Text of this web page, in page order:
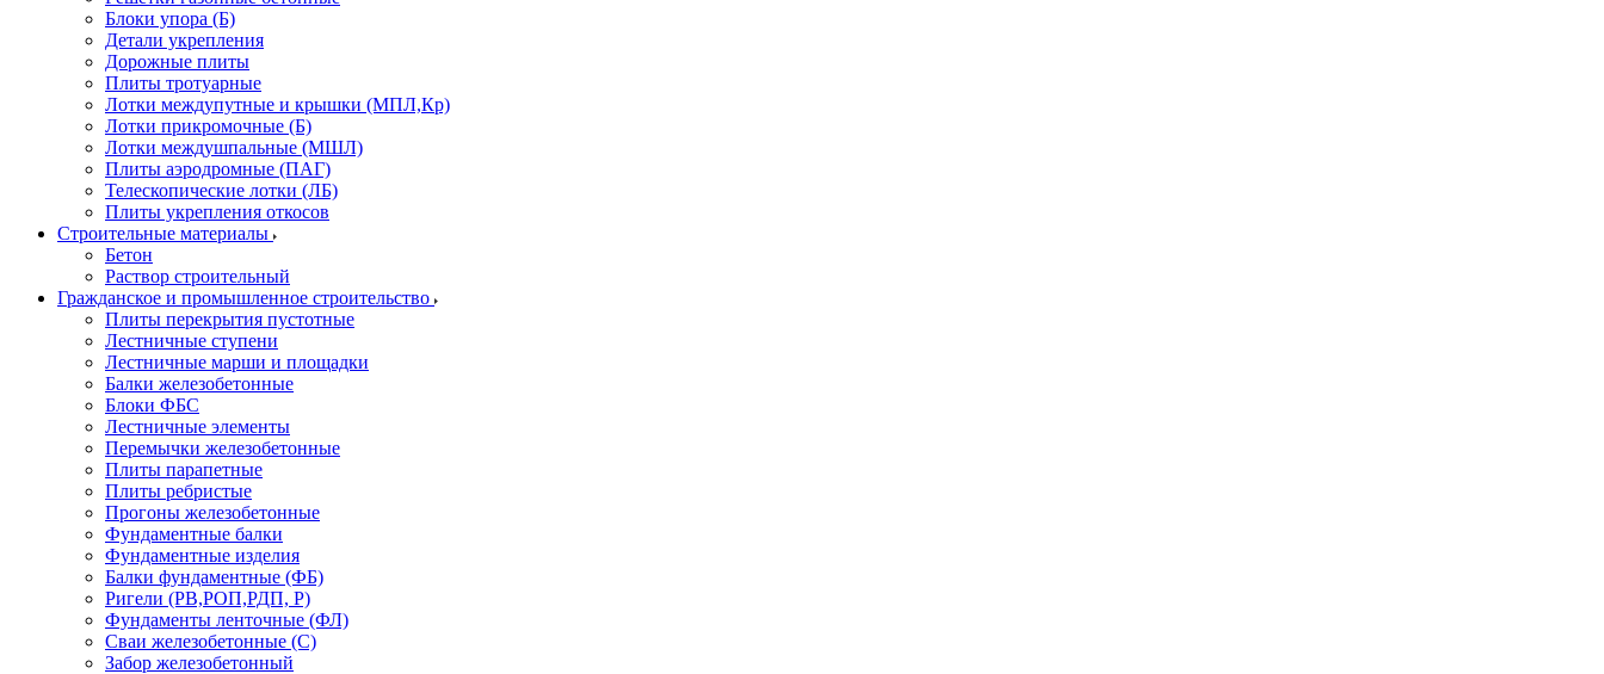
Блоки упора (Б)
Детали укрепления
Дорожные плиты
Плиты тротуарные
Лотки междупутные и крышки (МПЛ,Кр)
Лотки прикромочные (Б)
Лотки междушпальные (МШЛ)
Плиты аэродромные (ПАГ)
Телескопические лотки (ЛБ)
Плиты укрепления откосов
Строительные материалы
Бетон
Раствор строительный
Гражданское и промышленное строительство
Плиты перекрытия пустотные
Лестничные ступени
Лестничные марши и площадки
Балки железобетонные
Блоки ФБС
Лестничные элементы
Перемычки железобетонные
Плиты парапетные
Плиты ребристые
Прогоны железобетонные
Фундаментные балки
Фундаментные изделия
Балки фундаментные (ФБ)
Ригели (РВ,РОП,РДП, Р)
Фундаменты ленточные (ФЛ)
Сваи железобетонные (С)
Забор железобетонный